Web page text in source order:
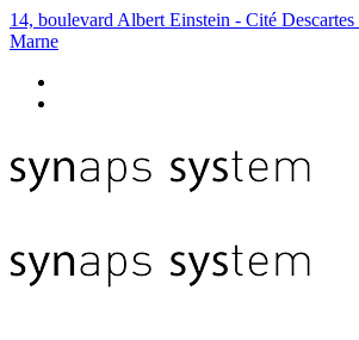
14, boulevard Albert Einstein - Cité
Marne